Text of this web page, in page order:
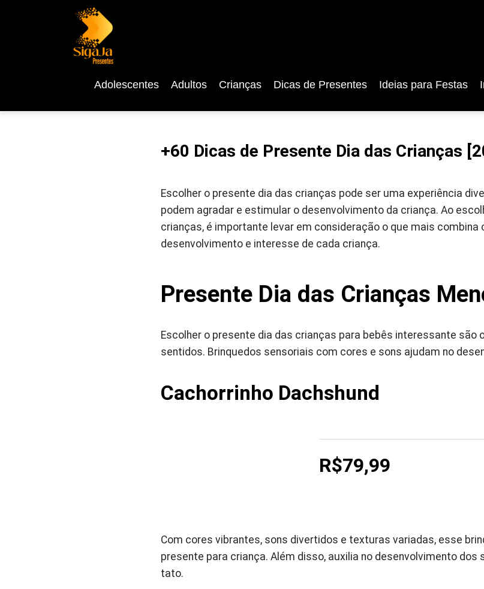
Adolescentes Adultos Crianças Dicas de Presentes Ideias para Festas
+60 Dicas de Presente Dia das Crianças
Escolher o presente dia das crianças pode ser uma experiência
podem agradar e estimular o desenvolvimento da criança. Ao
crianças, é importante levar em consideração o que mais combina
desenvolvimento e interesse de cada criança.
Presente Dia das Crianças
Escolher o presente dia das crianças para bebês interessante são
sentidos. Brinquedos sensoriais com cores e sons ajudam no
Cachorrinho Dachshund
R$79,99
Com cores vibrantes, sons divertidos e texturas variadas, esse
presente para criança. Além disso, auxilia no desenvolvimento dos
tato.